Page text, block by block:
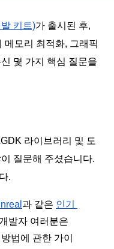
키트)가 출시된 후,
모리 최적화, 그래픽
몇 가지 핵심 질문을
라이브러리 및 도
질문해 주셨습니다.
.
과 같은 인기
발자 여러분은
법에 관한 가이